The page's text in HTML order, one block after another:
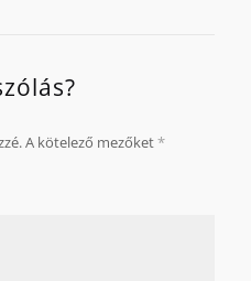
A kötelező mezőket*